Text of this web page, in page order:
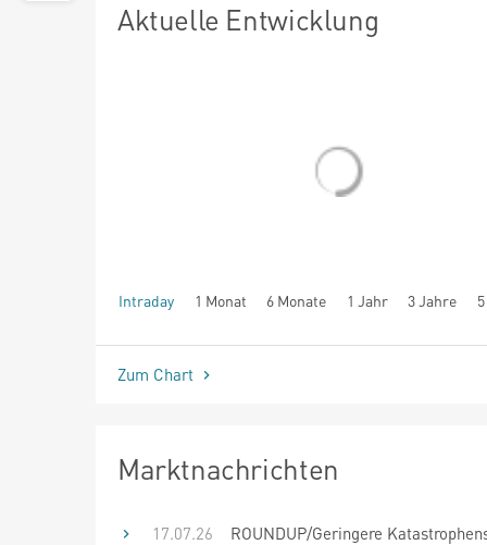
Aktuelle Entwicklung
Intraday 1 Monat 6 Monate 1 Jahr 3 Jahre
seit Beginn
Zum Chart
Marktnachrichten
17.07.26
ROUNDUP/Geringere